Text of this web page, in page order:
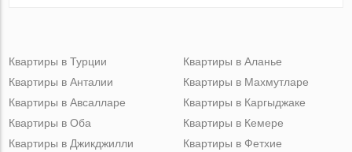
Квартиры в Турции
Квартиры в Анталии
Квартиры в Авсалларе
Квартиры в Оба
Квартиры в Джикджилли
Квартиры в Аланье
Квартиры в Махмутларе
Квартиры в Каргыджаке
Квартиры в Кемере
Квартиры в Фетхие